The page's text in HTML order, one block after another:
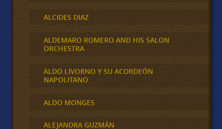
ALCIDES DIAZ
ALDEMARO ROMERO AND HIS SALON
ORCHESTRA
ALDO LIVORNO Y SU ACORDEÓN
NAPOLITANO
ALDO MONGES
ALEJANDRA GUZMÁN